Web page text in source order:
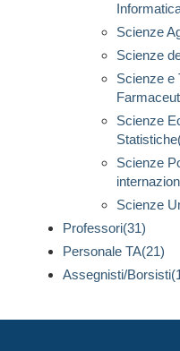
Scienze
Scienze
Scienze e
Scienze
Scienze
Scienze
Professori(31)
Personale TA(21)
Assegnisti/